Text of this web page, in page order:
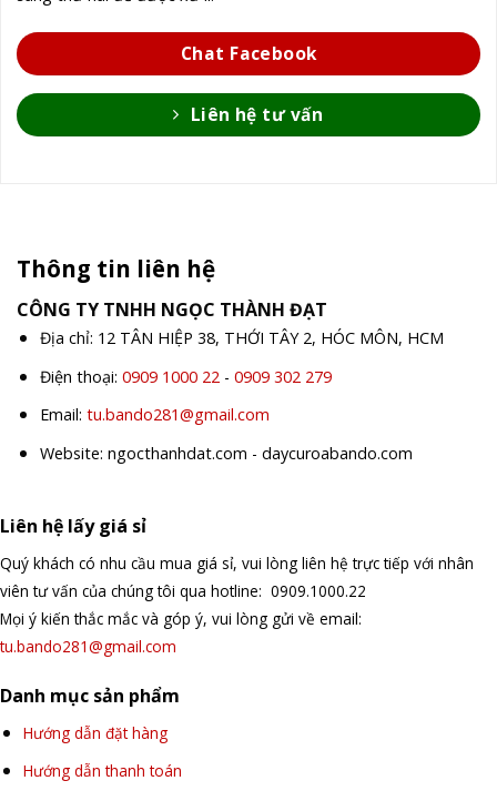
Chat Facebook
Liên hệ tư vấn
Thông tin liên hệ
CÔNG TY TNHH NGỌC THÀNH ĐẠT
Địa chỉ: 12 TÂN HIỆP 38, THỚI TÂY 2, HÓC MÔN, HCM
Điện thoại: 0909 1000 22- 0909 302 279
Email: tu.bando281@gmail.com
Website: ngocthanhdat.com - daycuroabando.com
Liên hệ lấy giá sỉ
Quý khách có nhu cầu mua giá sỉ, vui lòng liên hệ trực tiếp với nhân
viên tư vấn của chúng tôi qua hotline: 0909.1000.22
Mọi ý kiến thắc mắc và góp ý, vui lòng gửi về email:
tu.bando281@gmail.com
Danh mục sản phẩm
Hướng dẫn đặt hàng
Hướng dẫn thanh toán